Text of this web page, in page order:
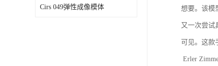
Cirs 049弹性成像模体 想要。该模
又一次尝试
可见。这
Erler